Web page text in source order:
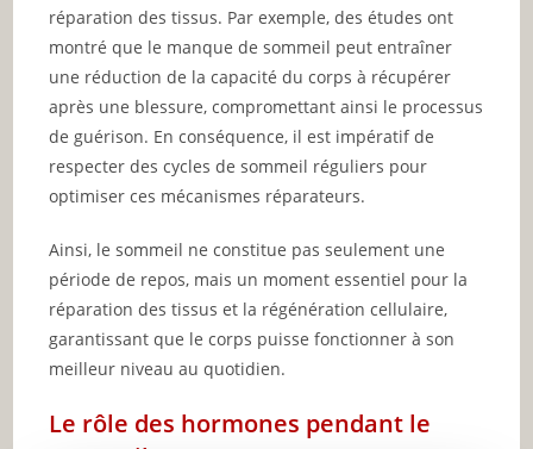
réparation des tissus. Par exemple, des études ont
montré que le manque de sommeil peut entraîner
une réduction de la capacité du corps à récupérer
après une blessure, compromettant ainsi le processus
de guérison. En conséquence, il est impératif de
respecter des cycles de sommeil réguliers pour
optimiser ces mécanismes réparateurs.
Ainsi, le sommeil ne constitue pas seulement une
période de repos, mais un moment essentiel pour la
réparation des tissus et la régénération cellulaire,
garantissant que le corps puisse fonctionner à son
meilleur niveau au quotidien.
Le rôle des hormones pendant le